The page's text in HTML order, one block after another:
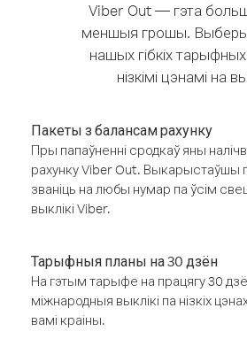
Viber Out — гэта больш
меншыя грошы.
нашых гібкіх
нізкімі цэнамі на
Пакеты з балансам рахунку
Пры папаўненні сродкаў яны
рахунку Viber Out. Выкарыстаўшы
званіць на любы нумар па ўсім
выклікі Viber.
Тарыфныя планы на 30 дзён
На гэтым тарыфе на працягу 30
міжнародныя выклікі па нізкіх
вамі краіны.